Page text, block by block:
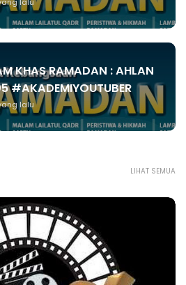
lalu
KHAS RAMADAN : AHLAN
#AKADEMIYOUTUBER
lalu
LIHAT SEMUA